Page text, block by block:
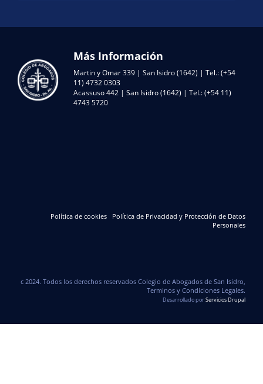
Más Información
Martin y Omar 339 | San Isidro (1642) | Tel.: (+54
11) 4732 0303
Acassuso 442 | San Isidro (1642) | Tel.: (+54 11)
4743 5720
Política de cookies
Política de Privacidad y Protección de Datos
Personales
c 2024. Todos los derechos reservados Colegio de Abogados de San Isidro,
Terminos y Condiciones Legales.
Desarrollado porServicios Drupal